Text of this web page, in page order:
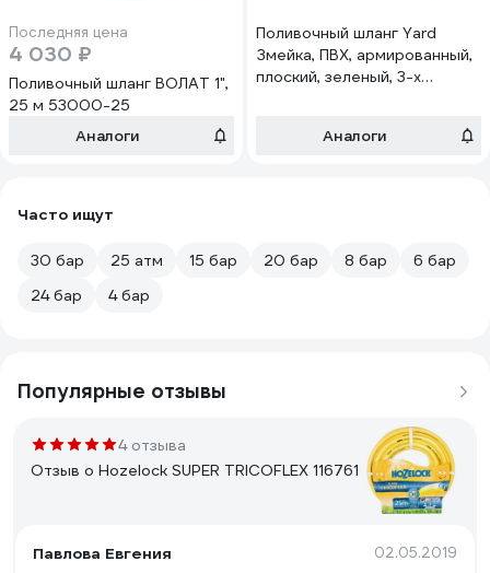
Последняя цена
4 030 ₽
Поливочный шланг ВОЛАТ 1",
25 м 53000-25
Аналоги
Поливочный шланг Yard
Змейка, ПВХ, армированный,
плоский, зеленый, 3-х
Аналоги
Часто ищут
30 бар 25 атм 15 бар 20 бар 8 бар
6 бар
24 бар
4 бар
Популярные отзывы
4 отзыва
Отзыв о Hozelock SUPER TRICOFLEX 116761
Павлова Евгения 02.05.2019